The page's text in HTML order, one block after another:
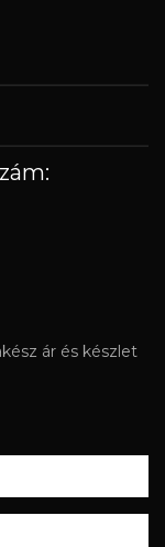
ár és készlet